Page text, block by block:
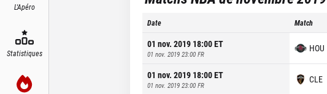
L'Apéro
Statistiques
Date Match
01 nov. 2019 18:00ET
01 nov. 2019 23:00 FR
HOU
01 nov. 2019 18:00ET
01 nov. 2019 23:00 FR
CLE